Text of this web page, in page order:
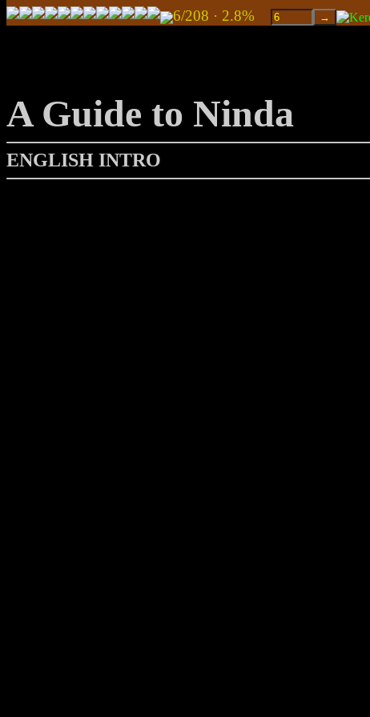
6/208 · 2.8%
A Guide to Ninda
ENGLISH INTRO